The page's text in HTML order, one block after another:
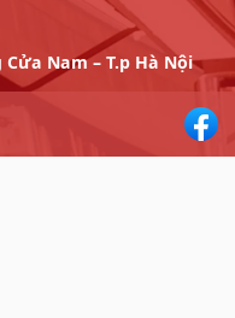
Cửa Nam – T.p Hà Nội